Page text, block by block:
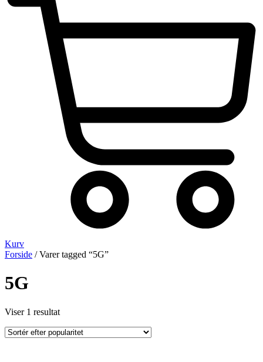
Kurv
Forside / Varer tagged “5G”
5G
Viser 1 resultat